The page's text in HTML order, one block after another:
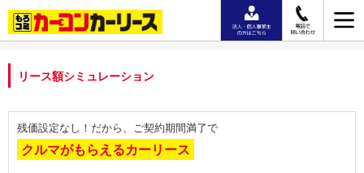
リース額シミュレーション
残価設定なし！だから、ご契約期間満了で
クルマがもらえるカーリース